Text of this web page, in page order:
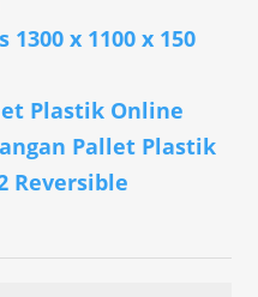
x 1100 x 150
Plastik Online
Pallet Plastik
Reversible